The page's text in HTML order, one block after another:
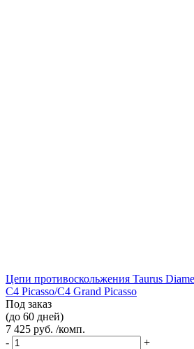
Цепи противоскольжения Taurus
C4 Picasso/C4 Grand Picasso
Под заказ
(до 60 дней)
7 425 руб. /комп.
-
+